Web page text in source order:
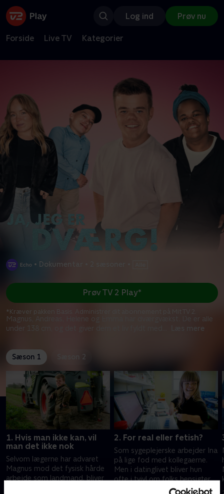
Log ind Prøv nu
Forside Live TV Kategorier
• Dokumentar
Magnus, Andreas, Helene og Emma har dværgvækst. De er alle
under 138 cm, og det giver dem et liv fyldt med
Læs mere
Prøv TV 2 Play*
*Kræver pakken Basis. Administrer dit abonnement på Mit TV 2.
Sæson 1 Sæson 2
1. Hvis man ikke kan, vil
man det ikke nok
Selvom lægerne har advaret
Magnus mod det fysisk hårde
arbejde som landmand, bliver
2. For real eller fetish?
Som sygeplejerske arbejder Ina
på lige fod med kollegaerne.
Men i datinglivet bliver hun
ofte i tvivl om folks hensigter,
når de henvender sig til hende.